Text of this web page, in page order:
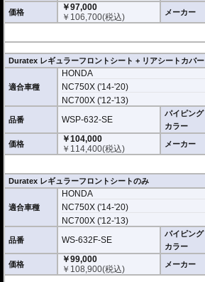
価格
￥97,000
￥ 106,700(税込) メーカー
Duratex レギュラーフロントシート + リアシートカバー
適合車種
HONDA
NC750X ('14-'20)
NC700X ('12-'13)
品番 WSP-632-SE
パイピング
カラー
価格
￥104,000
￥ 114,400(税込) メーカー
Duratex レギュラーフロントシートのみ
適合車種
HONDA
NC750X ('14-'20)
NC700X ('12-'13)
品番 WS-632F-SE
パイピング
カラー
価格
￥99,000
￥ 108,900(税込) メーカー